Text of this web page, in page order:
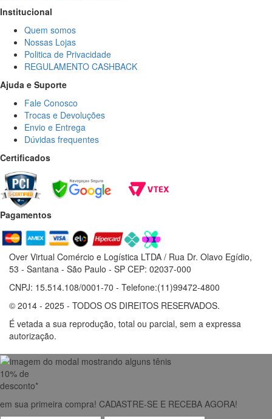
Institucional
Quem somos
Nossas Lojas
Politica de Privacidade
REGULAMENTO CASHBACK
Ajuda e Suporte
Fale Conosco
Trocas e Devoluções
Envio e Entrega
Dúvidas frequentes
Certificados
Pagamentos
Over Virtual Comércio e Logística LTDA / Rua Dr. Olavo Egídio,
53 - Santana - São Paulo - SP CEP: 02037-000
CNPJ: 15.514.108/0001-70 - Telefone:(11)99472-4800
© 2014 - 2025 - TODOS OS DIREITOS RESERVADOS.
É vetada a sua reprodução, total ou parcial, sem a expressa
autorização.
10% de
desconto*
em sua primeira compra! CADASTRE-SE E RECEBA AGORA!